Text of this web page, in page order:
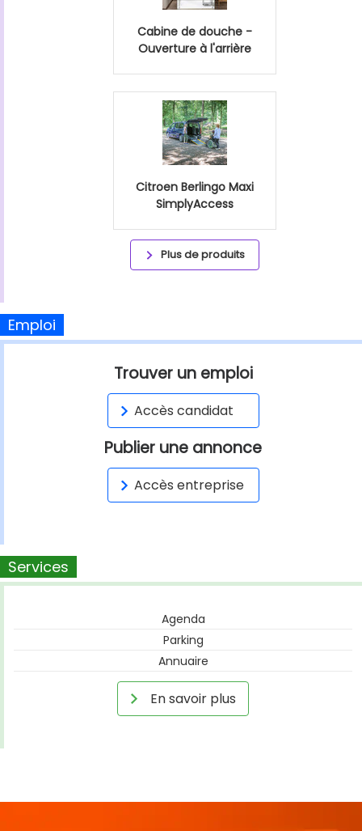
Cabine de douche -
Ouverture à l'arrière
Citroen Berlingo Maxi
SimplyAccess
Plus de produits
Emploi
Trouver un emploi
Accès candidat
Publier une annonce
Accès entreprise
Services
Agenda
Parking
Annuaire
En savoir plus